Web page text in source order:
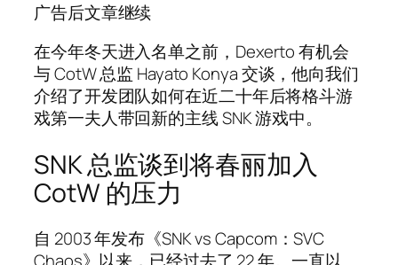
广告后文章继续
在今年冬天进入名单之前，Dexerto 有机会
与 CotW 总监 Hayato Konya 交谈，他向我们
介绍了开发团队如何在近二十年后将格斗游
戏第一夫人带回新的主线 SNK 游戏中。
SNK 总监谈到将春丽加入
CotW 的压力
自 2003 年发布《SNK vs Capcom：SVC